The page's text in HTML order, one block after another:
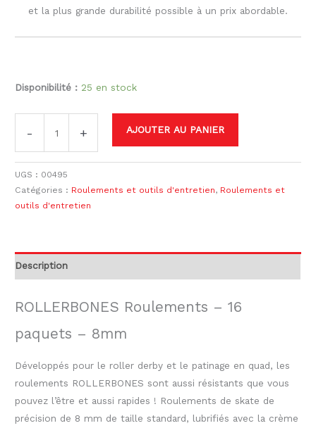
et la plus grande durabilité possible à un prix abordable.
Disponibilité : 25 en stock
- + AJOUTER AU PANIER
UGS : 00495
Catégories : Roulements et outils d'entretien, Roulements et
outils d'entretien
Description
ROLLERBONES Roulements – 16
paquets – 8mm
Développés pour le roller derby et le patinage en quad, les
roulements ROLLERBONES sont aussi résistants que vous
pouvez l’être et aussi rapides ! Roulements de skate de
précision de 8 mm de taille standard, lubrifiés avec la crème